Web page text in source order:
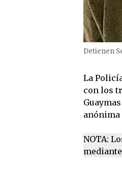
Detienen
La
con los
anónima
NOTA: